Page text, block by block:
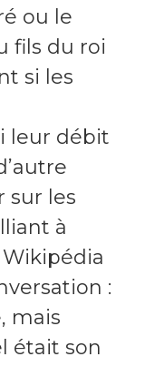
ou le
fils du roi
si les
leur débit
sur les
à
:
mais
était son